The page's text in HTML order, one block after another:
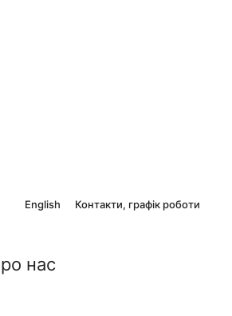
English Контакти, графік роботи
нас